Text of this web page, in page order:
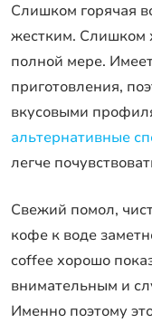
Слишком горячая
жестким. Слишком
полной мере.
приготовления,
вкусовыми
альтернативные
легче
Свежий помол,
кофе к воде
coffee хорошо
внимательным и
Именно поэтому